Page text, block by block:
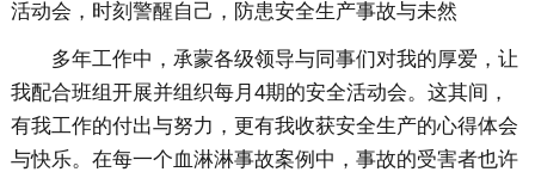
活动会，时刻警醒自己，防患安全生产事故与未然
多年工作中，承蒙各级领导与同事们对我的厚爱，让
我配合班组开展并组织每月4期的安全活动会。这其间，
有我工作的付出与努力，更有我收获安全生产的心得体会
与快乐。在每一个血淋淋事故案例中，事故的受害者也许